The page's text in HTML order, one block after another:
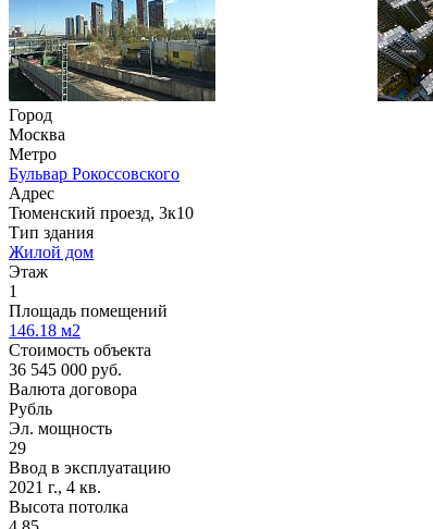
Город
Москва
Метро
Бульвар Рокоссовского
Адрес
Тюменский проезд, 3к10
Тип здания
Жилой дом
Этаж
1
Площадь помещений
146.18 м2
Стоимость объекта
36 545 000 руб.
Валюта договора
Рубль
Эл. мощность
29
Ввод в эксплуатацию
2021 г., 4 кв.
Высота потолка